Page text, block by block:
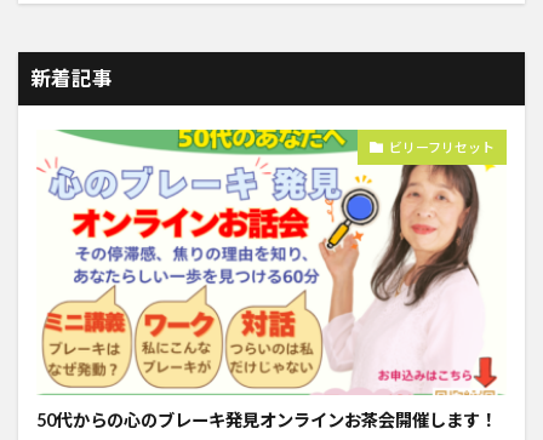
新着記事
ビリーフリセット
50代からの心のブレーキ発見オンラインお茶会開催します！